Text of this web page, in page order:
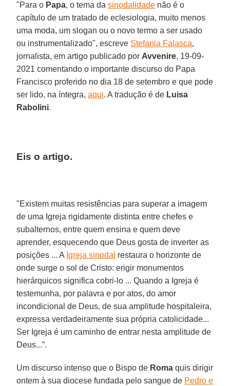
"Para o Papa, o tema dasinodalidade não é o
capítulo de um tratado de eclesiologia, muito menos
uma moda, um slogan ou o novo termo a ser usado
ou instrumentalizado", escreve Stefania Falasca,
jornalista, em artigo publicado por Avvenire, 19-09-
2021 comentando o importante discurso do Papa
Francisco proferido no dia 18 de setembro e que pode
ser lido, na íntegra,aqui. A tradução é de Luisa
Rabolini.
Eis o artigo.
"Existem muitas resistências para superar a imagem
de uma Igreja rigidamente distinta entre chefes e
subalternos, entre quem ensina e quem deve
aprender, esquecendo que Deus gosta de inverter as
posições ... A Igreja sinodal restaura o horizonte de
onde surge o sol de Cristo: erigir monumentos
hierárquicos significa cobri-lo ... Quando a Igreja é
testemunha, por palavra e por atos, do amor
incondicional de Deus, de sua amplitude hospitaleira,
expressa verdadeiramente sua própria catolicidade...
Ser Igreja é um caminho de entrar nesta amplitude de
Deus...”.
Um discurso intenso que o Bispo de Roma quis dirigir
ontem à sua diocese fundada pelo sangue de Pedro e